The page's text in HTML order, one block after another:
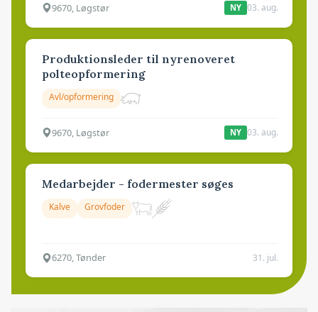
9670, Løgstør NY 03. aug.
Produktionsleder til nyrenoveret
polteopformering
Avl/opformering
9670, Løgstør NY 03. aug.
Medarbejder - fodermester søges
Kalve Grovfoder
6270, Tønder 31. jul.